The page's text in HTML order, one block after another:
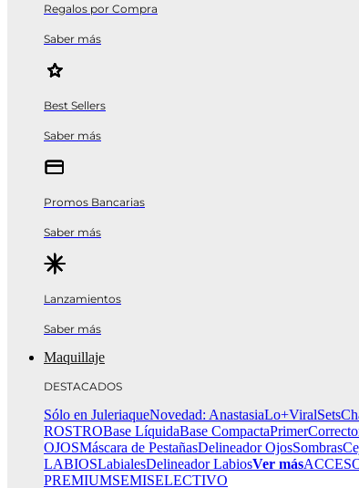
Regalos por Compra
Saber más
Best Sellers
Saber más
Promos Bancarias
Saber más
Lanzamientos
Saber más
Maquillaje
DESTACADOS
Sólo en JuleriaqueNovedad: AnastasiaLo+ViralSets
ROSTROBase LíquidaBase CompactaPrimer
OJOSMáscara de PestañasDelineador OjosSombras
LABIOSLabialesDelineador LabiosVer más
PREMIUMSEMISELECTIVO